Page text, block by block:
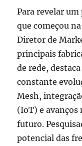
Para revelar
que começou
Diretor de
principais
de rede,
constante
Mesh,
(IoT) e avanços
futuro.
potencial das